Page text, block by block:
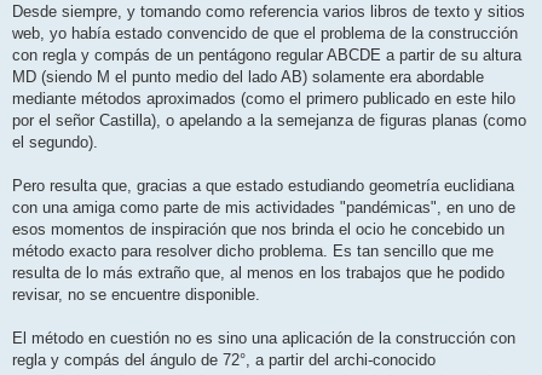
Desde siempre, y tomando como referencia varios libros de texto y sitios
web, yo había estado convencido de que el problema de la construcción
con regla y compás de un pentágono regular ABCDE a partir de su altura
MD (siendo M el punto medio del lado AB) solamente era abordable
mediante métodos aproximados (como el primero publicado en este hilo
por el señor Castilla), o apelando a la semejanza de figuras planas (como
el segundo).
Pero resulta que, gracias a que estado estudiando geometría euclidiana
con una amiga como parte de mis actividades "pandémicas", en uno de
esos momentos de inspiración que nos brinda el ocio he concebido un
método exacto para resolver dicho problema. Es tan sencillo que me
resulta de lo más extraño que, al menos en los trabajos que he podido
revisar, no se encuentre disponible.
El método en cuestión no es sino una aplicación de la construcción con
regla y compás del ángulo de 72°, a partir del archi-conocido